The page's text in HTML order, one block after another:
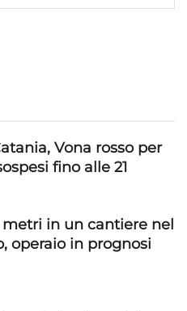
Vona rosso per
fino alle 21
in un cantiere nel
operaio in prognosi